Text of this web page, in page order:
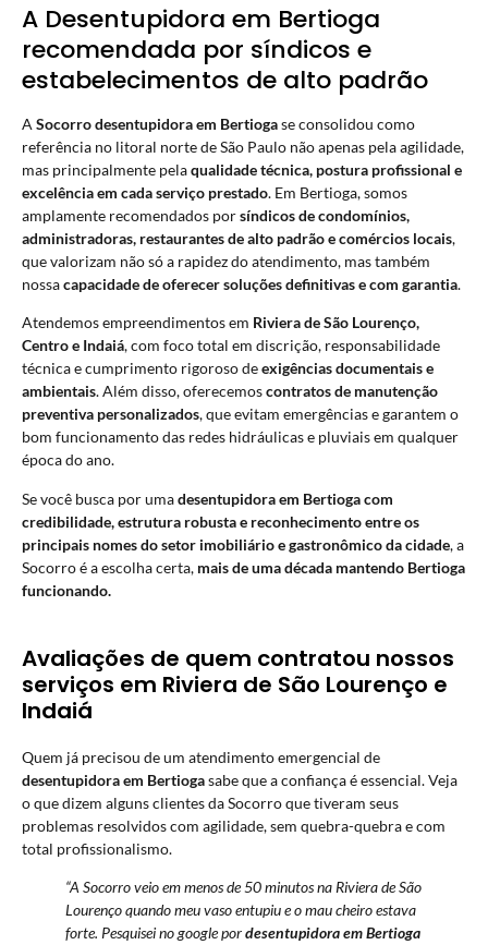
A Desentupidora em Bertioga
recomendada por síndicos e
estabelecimentos de alto padrão
A Socorro desentupidora em Bertiogase consolidou como
referência no litoral norte de São Paulo não apenas pela agilidade,
mas principalmente pelaqualidade técnica, postura profissional e
excelência em cada serviço prestado. Em Bertioga, somos
amplamente recomendados porsíndicos de condomínios,
administradoras, restaurantes de alto padrão e comércios locais,
que valorizam não só a rapidez do atendimento, mas também
nossacapacidade de oferecer soluções definitivas e com garantia.
Atendemos empreendimentos em Riviera de São Lourenço,
Centro e Indaiá, com foco total em discrição, responsabilidade
técnica e cumprimento rigoroso deexigências documentais e
ambientais. Além disso, oferecemoscontratos de manutenção
preventiva personalizados, que evitam emergências e garantem o
bom funcionamento das redes hidráulicas e pluviais em qualquer
época do ano.
Se você busca por umadesentupidora em Bertioga com
credibilidade, estrutura robusta e reconhecimento entre os
principais nomes do setor imobiliário e gastronômico da cidade, a
Socorro é a escolha certa, mais de uma década mantendo Bertioga
funcionando.
Avaliações de quem contratou nossos
serviços em Riviera de São Lourenço e
Indaiá
Quem já precisou de um atendimento emergencial de
desentupidora em Bertiogasabe que a confiança é essencial. Veja
o que dizem alguns clientes da Socorro que tiveram seus
problemas resolvidos com agilidade, sem quebra-quebra e com
total profissionalismo.
“A Socorro veio em menos de 50 minutos na Riviera de São
Lourenço quando meu vaso entupiu e o mau cheiro estava
forte. Pesquisei no google pordesentupidora em Bertioga